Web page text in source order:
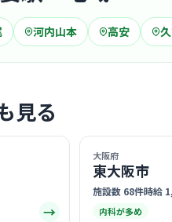
河内山本 高安
見る
→
大阪府
東大阪市
施設数 68件時給
内科が多め